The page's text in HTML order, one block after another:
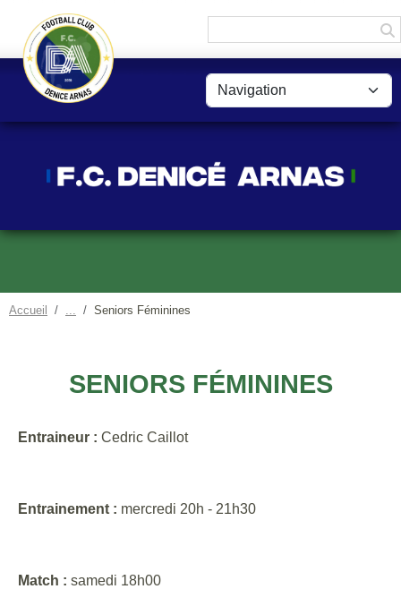
Accueil Seniors Féminines
SENIORS FÉMININES
Entraineur : Cedric Caillot
Entrainement : mercredi 20h - 21h30
Match : samedi 18h00
Panneau de gestion des cookies